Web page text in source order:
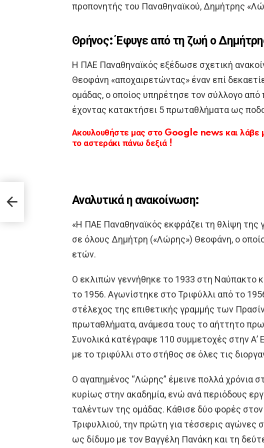
προπονητής του Παναθηναϊκού, Δημήτρης
Θρήνος: Έφυγε από τη ζωή ο
Η ΠΑΕ Παναθηναϊκός εξέδωσε σχετική
Θεοφάνη «αποχαιρετώντας» έναν επί
ομάδας, ο οποίος υπηρέτησε τον σύλλογο
έχοντας κατακτήσει 5 πρωταθλήματα ως
Ακουλουθήστε μας στο Google news και λάβε
το αστεράκι πάνω δεξιά !
Αναλυτικά η ανακοίνωση:
«Η ΠΑΕ Παναθηναϊκός εκφράζει τη θλίψη της
σε όλους Δημήτρη («Λώρης») Θεοφάνη, ο
ετών.
Ο εκλιπών γεννήθηκε το 1933 στη Ναύπακτο
το 1956. Αγωνίστηκε στο Τριφύλλι από το
στέλεχος της επιθετικής γραμμής των
πρωταθλήματα, ανάμεσα τους το αήττητο
Συνολικά κατέγραψε 110 συμμετοχές στην Α’
με το τριφύλλι στο στήθος σε όλες τις
Ο αγαπημένος “Λώρης” έμεινε πολλά χρόνια
κυρίως στην ακαδημία, ενώ ανά περιόδους
ταλέντων της ομάδας. Κάθισε δύο φορές
Τριφυλλιού, την πρώτη για τέσσερις αγώνες
ως δίδυμο με τον Βαγγέλη Πανάκη και τη